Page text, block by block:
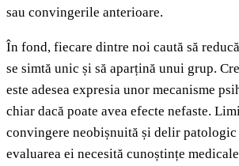
sau convingerile anterioare.
În fond, fiecare dintre noi caută să
se simtă unic și să aparțină unui grup.
este adesea expresia unor mecanisme
chiar dacă poate avea efecte nefaste.
convingere neobișnuită și delir
evaluarea ei necesită cunoștințe